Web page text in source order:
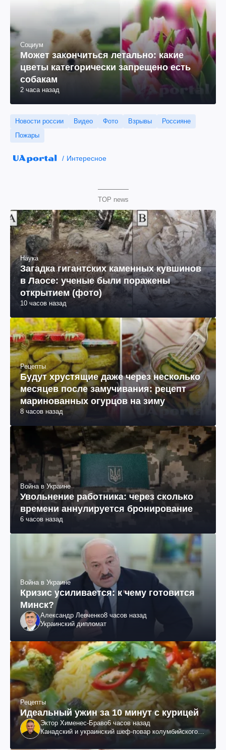
Социум
Может закончиться летально: какие
цветы категорически запрещено есть
собакам
2 часа назад
Новости россии Видео Фото Взрывы
Россияне
Пожары
Интересное
TOP news
Наука
Загадка гигантских каменных кувшинов
в Лаосе: ученые были поражены
открытием (фото)
10 часов назад
Рецепты
Будут хрустящие даже через несколько
месяцев после замучивания: рецепт
маринованных огурцов на зиму
8 часов назад
Война в Украине
Увольнение работника: через сколько
времени аннулируется бронирование
6 часов назад
Война в Украине
Кризис усиливается: к чему готовится
Минск?
Александр Левченко8 часов назад
Украинский дипломат
Рецепты
Идеальный ужин за 10 минут с курицей
Эктор Хименес-Браво6 часов назад
Канадский и украинский шеф-повар колумбийского